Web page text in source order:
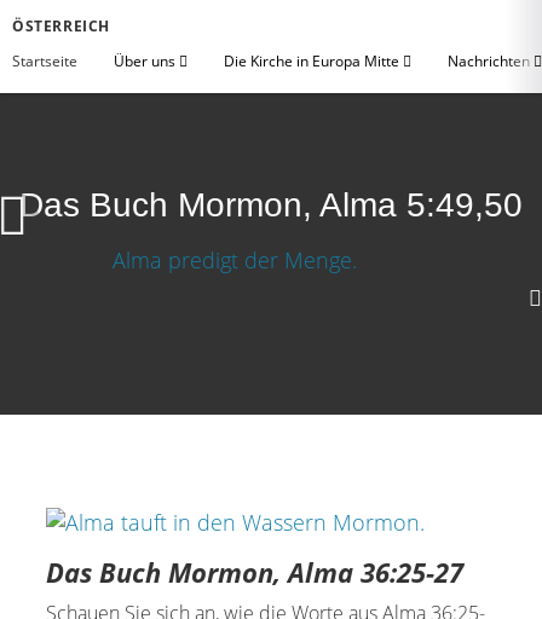
ÖSTERREICH
Startseite
Über uns Die Kirche in Europa Mitte Nachrichten
Das Buch Mormon, Alma 5:49,50
Das Buch Mormon, Alma 36:25-27
Schauen Sie sich an, wie die Worte aus Alma 36:25-